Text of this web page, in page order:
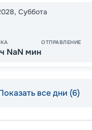
, Суббота
NaN мин
ОТПРАВЛЕНИЕ
все дни (6)